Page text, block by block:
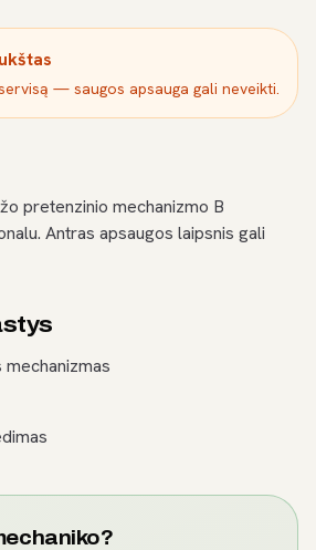
— saugos apsauga gali neveikti.
pretenzinio mechanizmo B
Antras apsaugos laipsnis gali